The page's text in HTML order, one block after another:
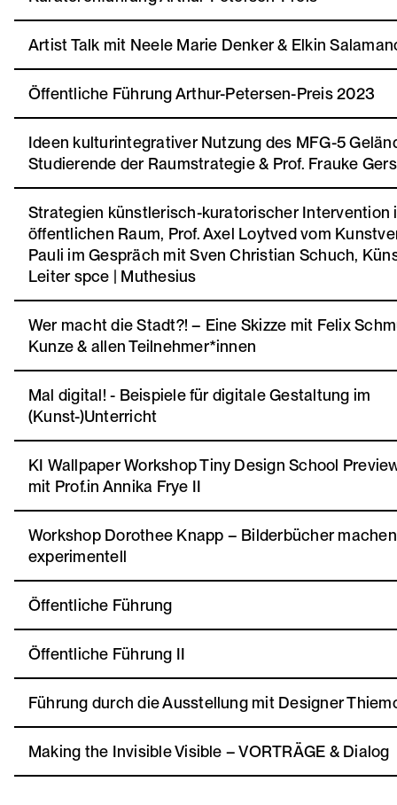
Artist Talk mit Neele Marie Denker & Elkin
Öffentliche Führung Arthur-Petersen-Preis 2023
Ideen kulturintegrativer Nutzung des MFG-5
Studierende der Raumstrategie & Prof. Frauke
Strategien künstlerisch-kuratorischer Intervention
öffentlichen Raum, Prof. Axel Loytved vom
Pauli im Gespräch mit Sven Christian Schuch,
Leiter spce | Muthesius
Wer macht die Stadt?! – Eine Skizze mit Felix
Kunze & allen Teilnehmer*innen
Mal digital! - Beispiele für digitale Gestaltung im
(Kunst-)Unterricht
KI Wallpaper Workshop Tiny Design School
mit Prof.in Annika Frye II
Workshop Dorothee Knapp – Bilderbücher
experimentell
Öffentliche Führung
Öffentliche Führung II
Führung durch die Ausstellung mit Designer
Making the Invisible Visible – VORTRÄGE & Dialog